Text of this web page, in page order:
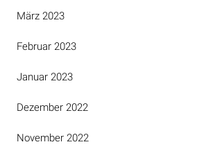
März 2023
Februar 2023
Januar 2023
Dezember 2022
November 2022